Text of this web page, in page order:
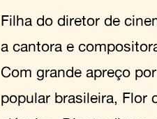
Filha do diretor de
a cantora e
Com grande apreço
popular brasileira, Flor